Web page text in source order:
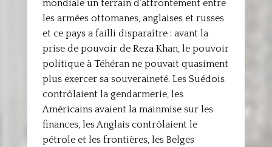
mondiale un terrain d’affrontement entre
les armées ottomanes, anglaises et russes
et ce pays a failli disparaître : avant la
prise de pouvoir de Reza Khan, le pouvoir
politique à Téhéran ne pouvait quasiment
plus exercer sa souveraineté. Les Suédois
contrôlaient la gendarmerie, les
Américains avaient la mainmise sur les
finances, les Anglais contrôlaient le
pétrole et les frontières, les Belges